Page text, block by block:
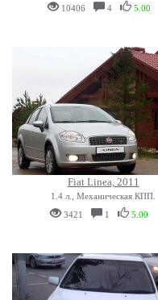
10406
4 5.00
Fiat Linea, 2011
1.4 л., Механическая КПП.
3421
1 5.00